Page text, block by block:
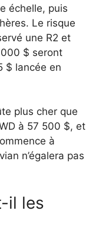
échelle, puis
Le risque
une R2 et
000 $ seront
$ lancée en
plus cher que
à 57 500 $, et
à
n’égalera pas
il les